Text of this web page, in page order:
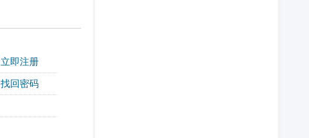
立即注册
找回密码